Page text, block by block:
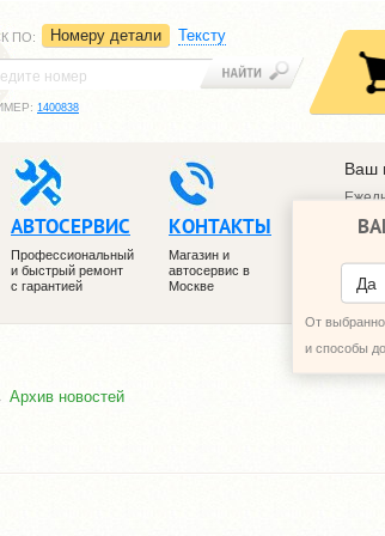
ПО: Номеру детали Тексту
1400838
АВТОСЕРВИС
Профессиональный
и быстрый ремонт
с гарантией
КОНТАКТЫ
Магазин и
автосервис в
Москве
Ваш
Да
От
и способы
+7
Архив новоcтей